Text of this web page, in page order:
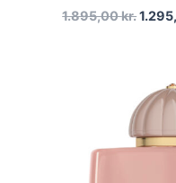
1.895,00kr.